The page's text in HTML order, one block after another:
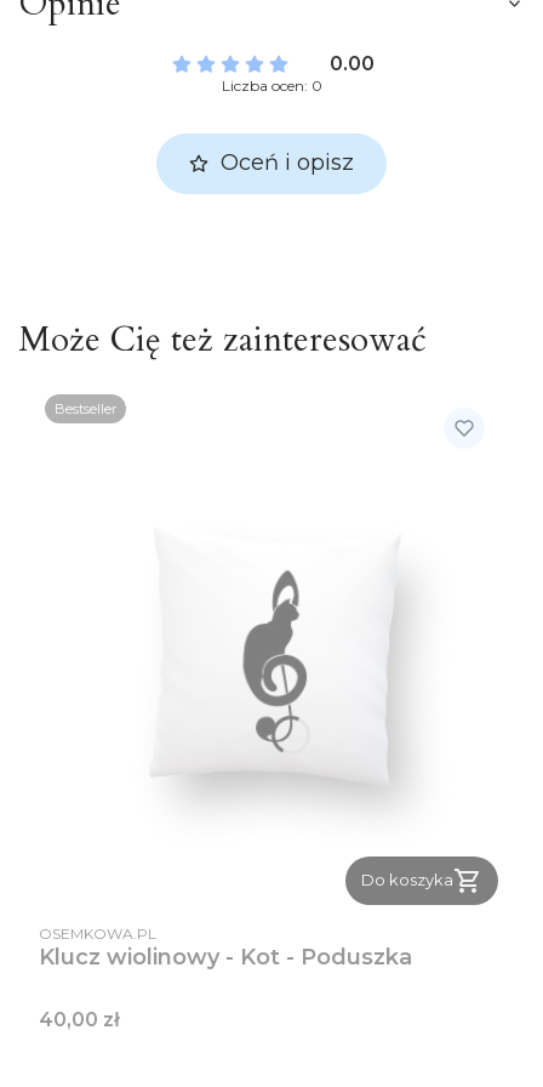
0.00
Liczba ocen: 0
Oceń i opisz
Może Cię też zainteresować
Bestseller
Do koszyka
PRODUCENT
OSEMKOWA.PL
Klucz wiolinowy - Kot - Poduszka
Cena
40,00 zł